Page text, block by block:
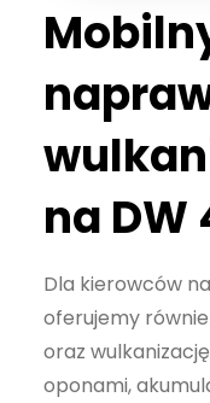
na DW
Dla kierowców
oferujemy
oraz
oponami,